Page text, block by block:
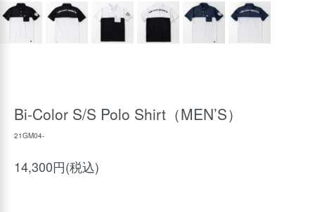
Bi-Color S/S Polo Shirt（MEN’S）
21GM04-
14,300円(税込)